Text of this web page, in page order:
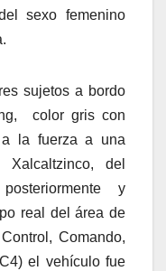
sexo femenino
sujetos a bordo
color gris con
a la fuerza a una
del
y
real del área de
Comando,
el vehículo fue